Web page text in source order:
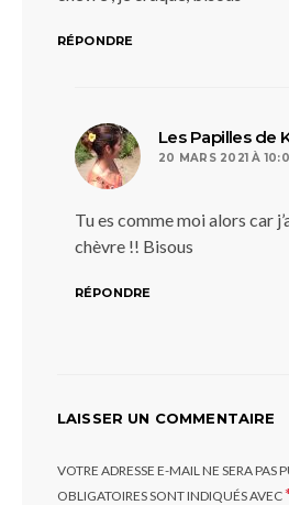
RÉPONDRE
Les Papilles de
20 MARS 2021 À
Tu es comme moi alors car
chèvre !! Bisous
RÉPONDRE
LAISSER UN COMMENTAIRE
VOTRE ADRESSE E-MAIL NE SERA PAS
OBLIGATOIRES SONT INDIQUÉS AVEC